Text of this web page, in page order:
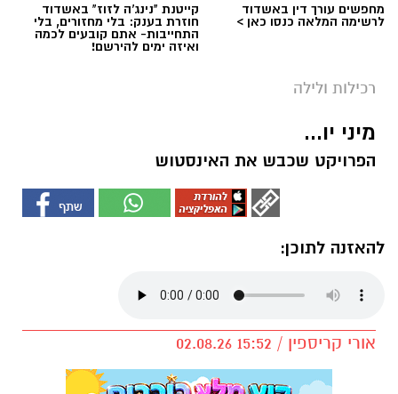
מחפשים עורך דין באשדוד
לרשימה המלאה כנסו כאן >
קייטנת "נינג'ה לזוז" באשדוד
חוזרת בענק: בלי מחזורים, בלי
התחייבות- אתם קובעים לכמה
ואיזה ימים להירשם!
רכילות ולילה
מיני יו...
הפרויקט שכבש את האינסטוש
להאזנה לתוכן:
אורי קריספין / 15:52 02.08.26